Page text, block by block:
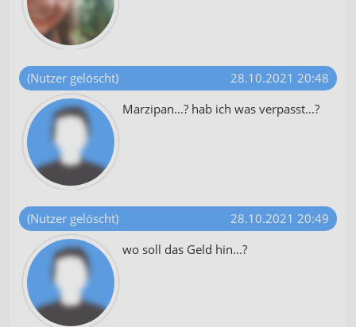
(Nutzer gelöscht)
28.10.2021 20:48
Marzipan...? hab ich was verpasst...?
(Nutzer gelöscht)
28.10.2021 20:49
wo soll das Geld hin...?